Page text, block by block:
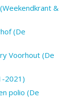
&
(De
Voorhout (De
2021)
polio (De